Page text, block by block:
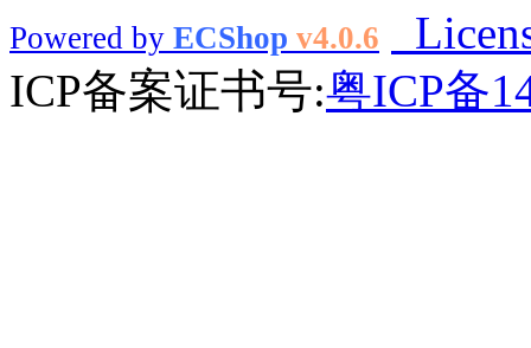
Powered by ECShop v4.0.6
ICP备案证书号:粤ICP备